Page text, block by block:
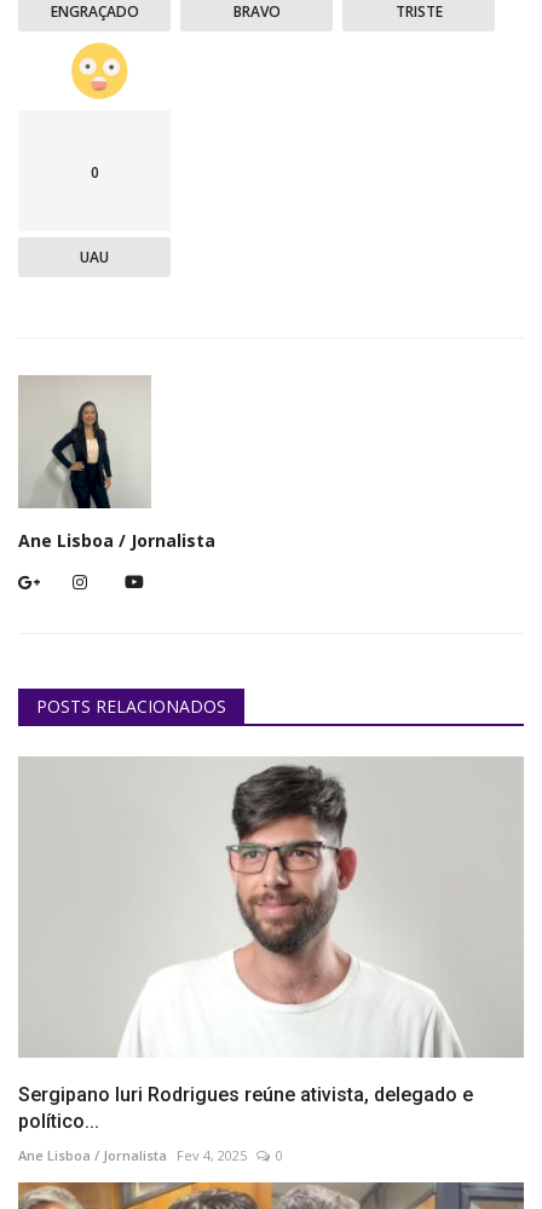
ENGRAÇADO BRAVO TRISTE
0
UAU
Ane Lisboa / Jornalista
POSTS RELACIONADOS
Sergipano Iuri Rodrigues reúne ativista, delegado e
político...
Ane Lisboa / Jornalista Fev 4, 2025 0